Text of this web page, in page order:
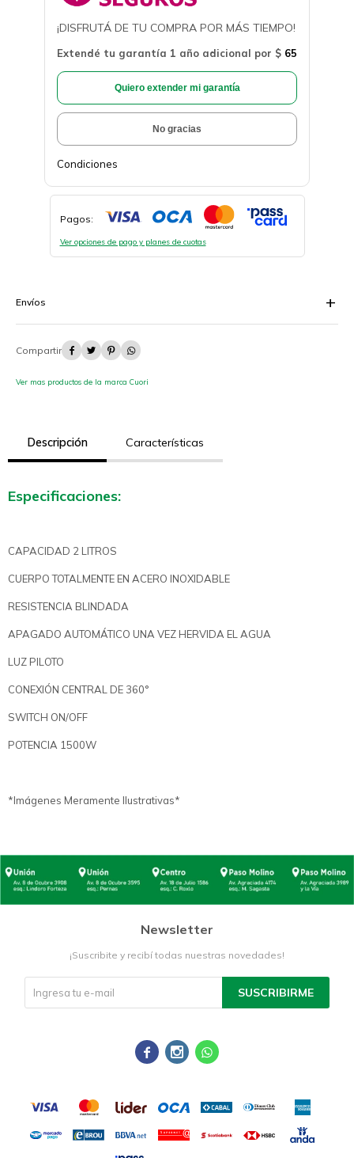
¡DISFRUTÁ DE TU COMPRA POR MÁS TIEMPO!
Extendé tu garantía 1 año adicional por $ 65
Quiero extender mi garantía
No gracias
Condiciones
Pagos:
Ver opciones de pago y planes de cuotas
Envíos
   
Ver mas productos de la marca Cuori
Descripción Características
Especificaciones:
CAPACIDAD 2 LITROS
CUERPO TOTALMENTE EN ACERO INOXIDABLE
RESISTENCIA BLINDADA
APAGADO AUTOMÁTICO UNA VEZ HERVIDA EL AGUA
LUZ PILOTO
CONEXIÓN CENTRAL DE 360°
SWITCH ON/OFF
POTENCIA 1500W
*Imágenes Meramente Ilustrativas*
Newsletter
¡Suscribite y recibí todas nuestras novedades!
SUSCRIBIRME
  